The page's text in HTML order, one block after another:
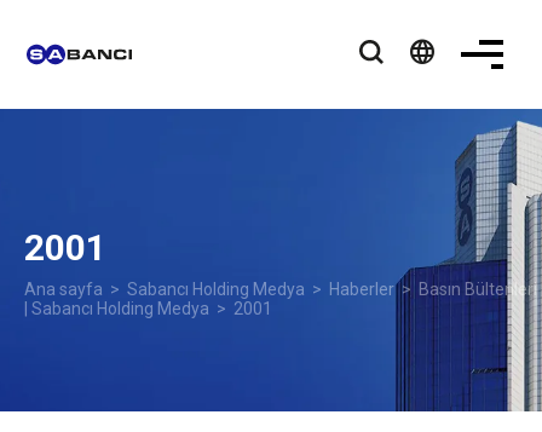
language
2001
Ana sayfa > Sabancı Holding Medya > Haberler> Basın Bültenleri
| Sabancı Holding Medya > 2001